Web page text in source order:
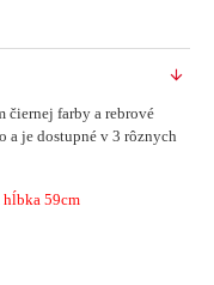
čiernej farby a rebrové
a je dostupné v 3 rôznych
hĺbka 59cm